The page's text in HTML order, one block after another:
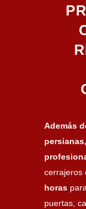
Además
cerrajeros
horas
puertas,